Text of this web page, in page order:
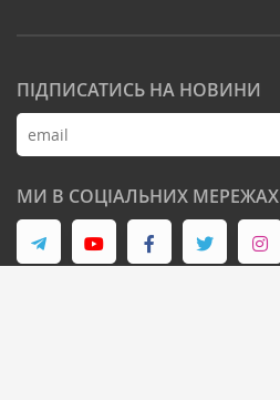
ПІДПИСАТИСЬ НА НОВИНИ
МИ В СОЦІАЛЬНИХ МЕРЕЖАХ